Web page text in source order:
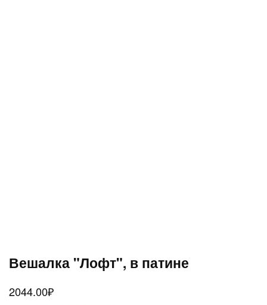
Вешалка "Лофт", в патине
2044.00₽